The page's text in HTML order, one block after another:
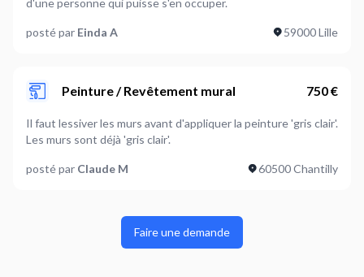
posté par Einda A 59000 Lille
Peinture / Revêtement mural 750 €
Il faut lessiver les murs avant d'appliquer la peinture 'gris clair'.
Les murs sont déjà 'gris clair'.
posté par Claude M 60500 Chantilly
Faire une demande